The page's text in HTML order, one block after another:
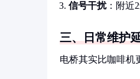
信号干扰：附近
三、日常维护
电桥其实比咖啡机